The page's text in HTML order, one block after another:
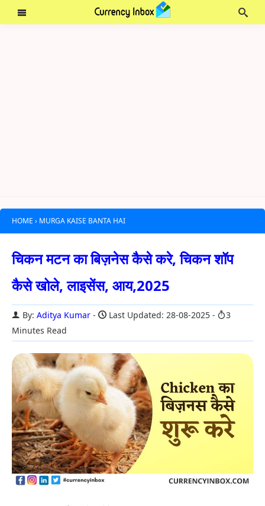
HOME › MURGA KAISE BANTA HAI
चिकन मटन का बिज़नेस कैसे करे, चिकन शॉप
कैसे खोले, लाइसेंस, आय,2025
By: Aditya Kumar Last Updated: 28-08-2025
3
Minutes Read